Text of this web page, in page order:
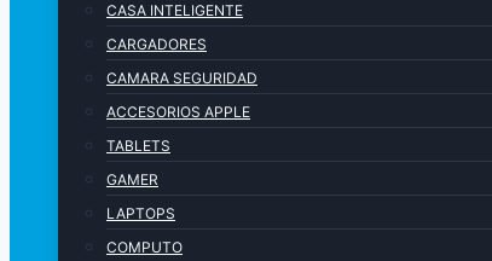
CASA INTELIGENTE
CARGADORES
CAMARA SEGURIDAD
ACCESORIOS APPLE
TABLETS
GAMER
LAPTOPS
COMPUTO